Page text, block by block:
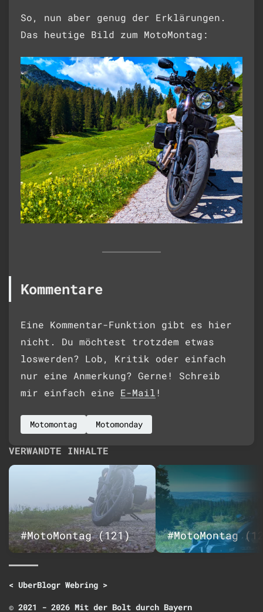
So, nun aber genug der Erklärungen.
Das heutige Bild zum MotoMontag:
Kommentare
Eine Kommentar-Funktion gibt es hier
nicht. Du möchtest trotzdem etwas
loswerden? Lob, Kritik oder einfach
nur eine Anmerkung? Gerne! Schreib
mir einfach eine E-Mail !
Motomontag Motomonday
VERWANDTE INHALTE
#MotoMontag (121) #MotoMontag
< UberBlogr Webring >
© 2021 - 2026 Mit der Bolt durch Bayern